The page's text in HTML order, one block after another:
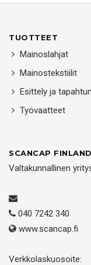
TUOTTEET
Mainoslahjat
Mainostekstiilit
Esittely ja
Työvaatteet
SCANCAP
Valtakunnallinen
040 7242 340
www.scancap.fi
Verkkolaskuosoite: